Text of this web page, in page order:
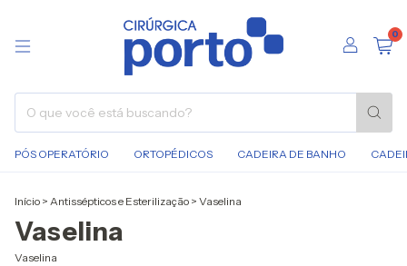
0
PÓS OPERATÓRIO ORTOPÉDICOS CADEIRA DE BANHO
Início > Antissépticos e Esterilização > Vaselina
Vaselina
Vaselina